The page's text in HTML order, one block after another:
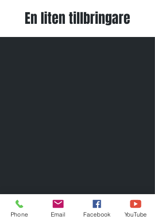
En liten tillbringare
Phone Email Facebook YouTube